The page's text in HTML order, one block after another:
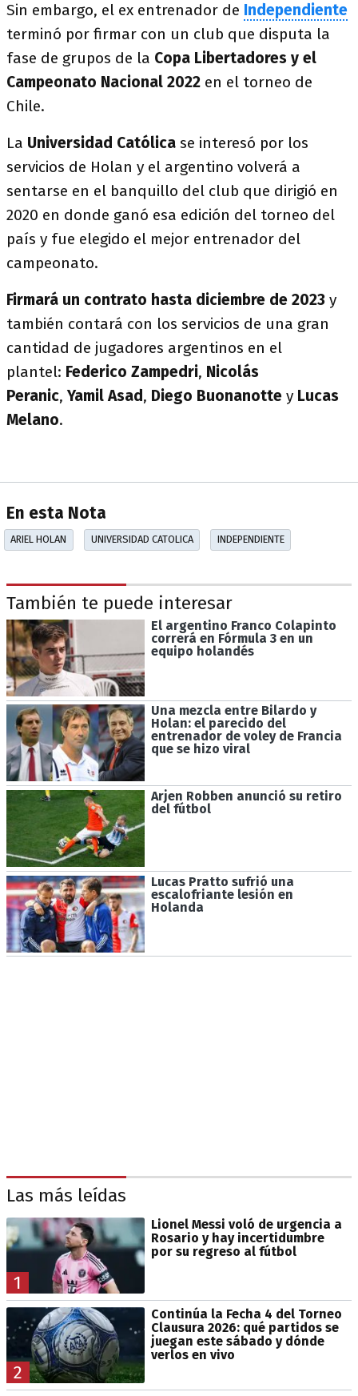
Sin embargo, el ex entrenador de Independiente
terminó por firmar con un club que disputa la
fase de grupos de la Copa Libertadores y el
Campeonato Nacional 2022 en el torneo de
Chile.
La Universidad Católica se interesó por los
servicios de Holan y el argentino volverá a
sentarse en el banquillo del club que dirigió en
2020 en donde ganó esa edición del torneo del
país y fue elegido el mejor entrenador del
campeonato.
Firmará un contrato hasta diciembre de 2023 y
también contará con los servicios de una gran
cantidad de jugadores argentinos en el
plantel: Federico Zampedri, Nicolás
Peranic, Yamil Asad, Diego Buonanotte y Lucas
Melano.
En esta Nota
ARIEL HOLAN UNIVERSIDAD CATOLICA INDEPENDIENTE
También te puede interesar
El argentino Franco Colapinto
correrá en Fórmula 3 en un
equipo holandés
Una mezcla entre Bilardo y
Holan: el parecido del
entrenador de voley de Francia
que se hizo viral
Arjen Robben anunció su retiro
del fútbol
Lucas Pratto sufrió una
escalofriante lesión en
Holanda
Las más leídas
1
Lionel Messi voló de urgencia a
Rosario y hay incertidumbre
por su regreso al fútbol
2
Continúa la Fecha 4 del Torneo
Clausura 2026: qué partidos se
juegan este sábado y dónde
verlos en vivo